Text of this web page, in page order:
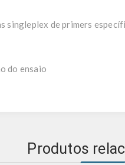
singleplex de primers
do ensaio
Produtos